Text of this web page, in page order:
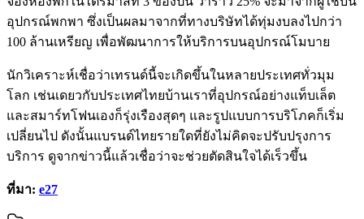
อุปกรณ์พกพา ซึ่งเป็นผลมาจากที่ทางบริษัทได้ทุ่มงบลงไปกว่า
100 ล้านเหรียญ เพื่อพัฒนาการให้บริการบนอุปกรณ์โมบาย
นักวิเคราะห์เชื่อว่าเทรนด์นี้จะเกิดขึ้นในหลายประเทศทั่วมุม
โลก เช่นเดยวกับประเทศไทยบ้านเราที่อุปกรณ์อย่างแท็บเล็ต
และสมาร์ทโฟนเองก็รุ่งเรืองสุดๆ และรูปแบบการบริโภคก็เริ่ม
เปลี่ยนไป ดังนั้นแบรนด์ไทยรายใดที่ยังไม่คิดจะปรับปรุงการ
บริการ ดูจากข่าวนี้แล้วเชื่อว่าจะช่วยตัดสินใจได้เร็วขึ้น
ที่มา: e27